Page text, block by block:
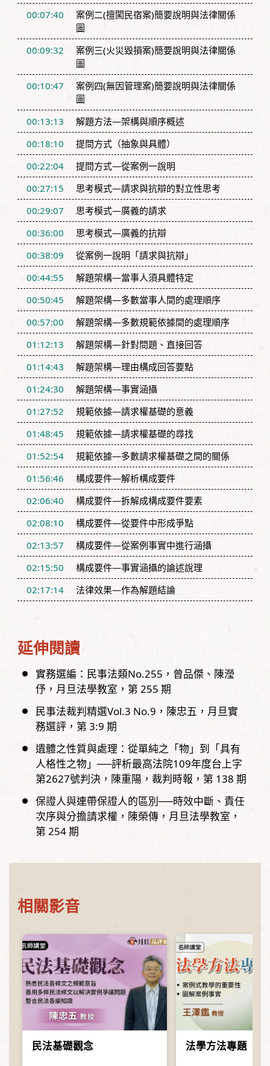
00:07:40
案例二(擅闖民宿案)簡要說明與法律關係
圖
00:09:32
案例三(火災毀損案)簡要說明與法律關係
圖
00:10:47
案例四(無因管理案)簡要說明與法律關係
圖
00:13:13
解題方法—架構與順序概述
00:18:10
提問方式（抽象與具體）
00:22:04
提問方式—從案例一說明
00:27:15
思考模式—請求與抗辯的對立性思考
00:29:07
思考模式—廣義的請求
00:36:00
思考模式—廣義的抗辯
00:38:09
從案例一說明「請求與抗辯」
00:44:55
解題架構—當事人須具體特定
00:50:45
解題架構—多數當事人間的處理順序
00:57:00
解題架構—多數規範依據間的處理順序
01:12:13
解題架構—針對問題、直接回答
01:14:43
解題架構—理由構成回答要點
01:24:30
解題架構—事實涵攝
01:27:52
規範依據—請求權基礎的意義
01:48:45
規範依據—請求權基礎的尋找
01:52:54
規範依據—多數請求權基礎之間的關係
01:56:46
構成要件—解析構成要件
02:06:40
構成要件—拆解成構成要件要素
02:08:10
構成要件—從要件中形成爭點
02:13:57
構成要件—從案例事實中進行涵攝
02:15:50
構成要件—事實涵攝的論述說理
02:17:14
法律效果—作為解題結論
延伸閱讀
實務選編：民事法類No.255
曾品傑、陳瀅
伃
月旦法學教室， 第 255 期
民事法裁判精選Vol.3 No.9
陳忠五
月旦實
務選評， 第3:9 期
遺體之性質與處理：從單純之「物」到「具有
人格性之物」──評析最高法院109年度台上字
第2627號判決
陳重陽 裁判時報， 第 138 期
保證人與連帶保證人的區別──時效中斷、責任
次序與分擔請求權
陳榮傳
月旦法學教室，
第 254期
相關影音
民法基礎觀念 法學方法專題